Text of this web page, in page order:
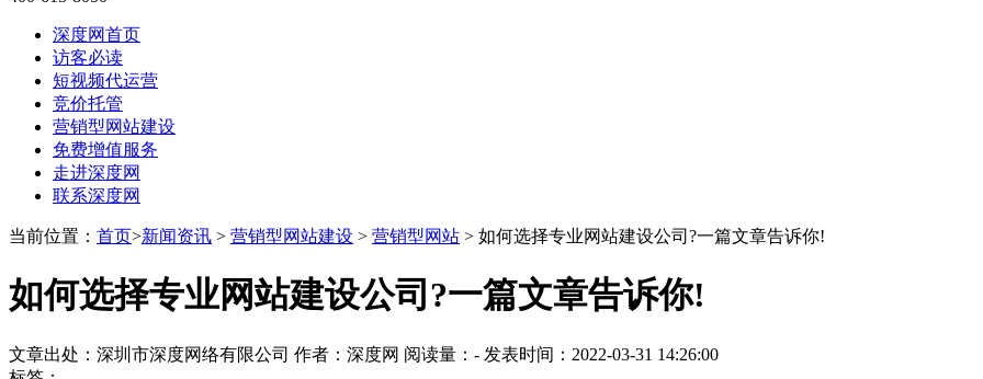
深度网首页
访客必读
短视频代运营
竞价托管
营销型网站建设
免费增值服务
走进深度网
联系深度网
当前位置： 首页>新闻资讯 > 营销型网站建设 > 营销型网站 > 如何选择专业网站建设公司?一篇文章告诉你!
如何选择专业网站建设公司?一篇文章告诉你!
文章出处：深圳市深度网络有限公司 作者：深度网 阅读量： - 发表时间：2022-03-31 14:26:00